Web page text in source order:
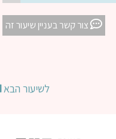
צור קשר בעניין שיעור זה
לשיעור הבא